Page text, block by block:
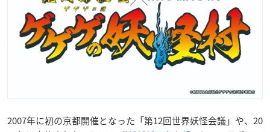
2007年に初の京都開催となった「第12回世界妖怪会議」や、20